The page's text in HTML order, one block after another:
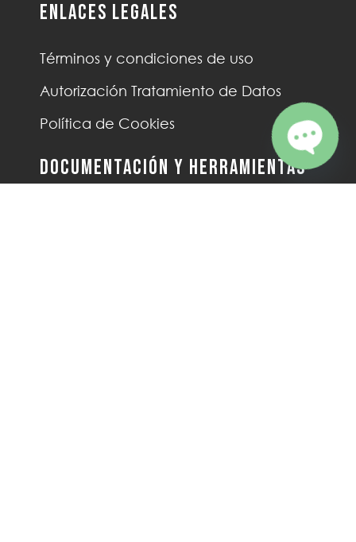
Enlaces Legales
Términos y condiciones de uso
Autorización Tratamiento de Datos
Política de Cookies
Documentación y HerramientasOpen